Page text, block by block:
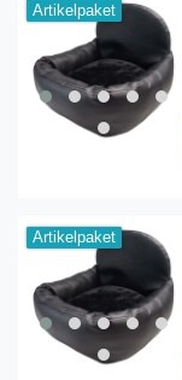
Artikelpaket
Artikelpaket